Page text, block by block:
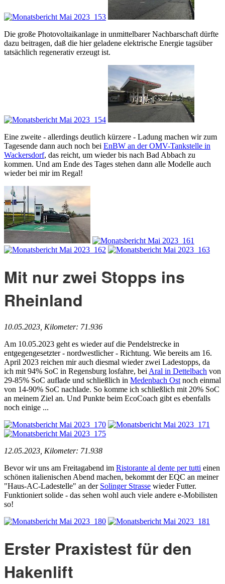
Die große Photovoltaikanlage in unmittelbarer Nachbarschaft dürfte
dazu beitragen, daß die hier geladene elektrische Energie tagsüber
tatsächlich regenerativ erzeugt ist.
Eine zweite - allerdings deutlich kürzere - Ladung machen wir zum
Tagesende dann auch noch bei EnBW an der OMV-Tankstelle in
Wackersdorf, das reicht, um wieder bis nach Bad Abbach zu
kommen. Und am Ende des Tages stehen dann alle Modelle auch
wieder bei mir im Regal!
Mit nur zwei Stopps ins
Rheinland
10.05.2023, Kilometer: 71.936
Am 10.05.2023 geht es wieder auf die Pendelstrecke in
entgegengesetzter - nordwestlicher - Richtung. Wie bereits am 16.
April 2023 reichen mir auch diesmal wieder zwei Ladestopps, da
ich mit 94% SoC in Regensburg losfahre, bei Aral in Dettelbach von
29-85% SoC auflade und schließlich in Medenbach Ost noch einmal
von 14-90% SoC nachlade. So komme ich schließlich mit 20% SoC
an meinem Ziel an. Und Punkte beim EcoCoach gibt es ebenfalls
noch einige ...
12.05.2023, Kilometer: 71.938
Bevor wir uns am Freitagabend im Ristorante al dente per tutti einen
schönen italienischen Abend machen, bekommt der EQC an meiner
"Haus-AC-Ladestelle" an der Solinger Strasse wieder Futter.
Funktioniert solide - das sehen wohl auch viele andere e-Mobilisten
so!
Erster Praxistest für den
Hakenlift